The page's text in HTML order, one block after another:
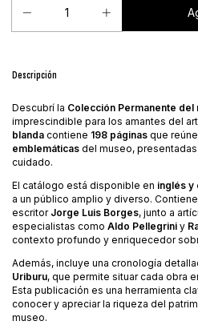
Descripción
Descubrí la Colección Permanente del
imprescindible para los amantes del
blanda contiene 198 páginas que
emblemáticas del museo,
cuidado.
El catálogo está disponible en inglés y
a un público amplio y diverso.
escritor Jorge Luis Borges, junto a
especialistas como Aldo Pellegrini y
contexto profundo y enriquecedor
Además, incluye una cronología
Uriburu, que permite situar cada obra
Esta publicación es una herramienta
conocer y apreciar la riqueza del
museo.